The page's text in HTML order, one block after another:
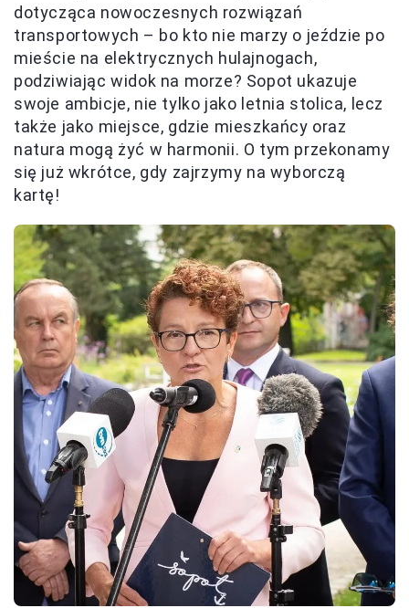
dotycząca nowoczesnych rozwiązań
transportowych – bo kto nie marzy o jeździe po
mieście na elektrycznych hulajnogach,
podziwiając widok na morze? Sopot ukazuje
swoje ambicje, nie tylko jako letnia stolica, lecz
także jako miejsce, gdzie mieszkańcy oraz
natura mogą żyć w harmonii. O tym przekonamy
się już wkrótce, gdy zajrzymy na wyborczą
kartę!